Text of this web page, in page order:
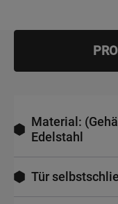
Material:
Edelstahl
Tür